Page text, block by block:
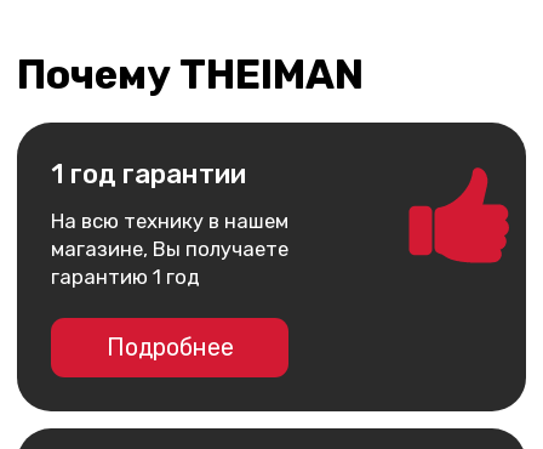
Политика конфиденциальности
Обмен и возврат
Доставка и оплата
Гарантия
Разработка сайта
Публичная оферта